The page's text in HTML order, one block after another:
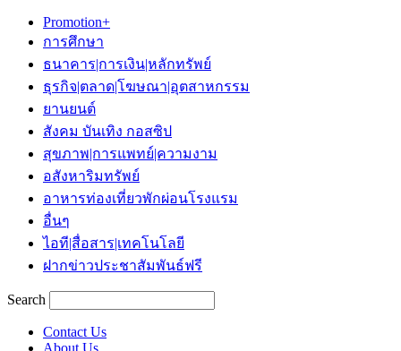
Promotion+
การศึกษา
ธนาคาร|การเงิน|หลักทรัพย์
ธุรกิจ|ตลาด|โฆษณา|อุตสาหกรรม
ยานยนต์
สังคม บันเทิง กอสซิป
สุขภาพ|การแพทย์|ความงาม
อสังหาริมทรัพย์
อาหารท่องเที่ยวพักผ่อนโรงแรม
อื่นๆ
ไอที|สื่อสาร|เทคโนโลยี
ฝากข่าวประชาสัมพันธ์ฟรี
Search
Contact Us
About Us